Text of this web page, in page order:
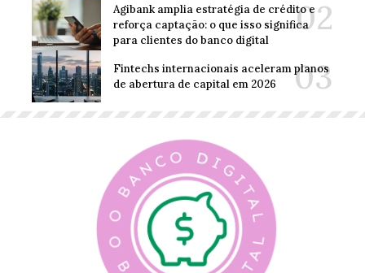
Agibank amplia estratégia de crédito e
reforça captação: o que isso significa
para clientes do banco digital
Fintechs internacionais aceleram planos
de abertura de capital em 2026